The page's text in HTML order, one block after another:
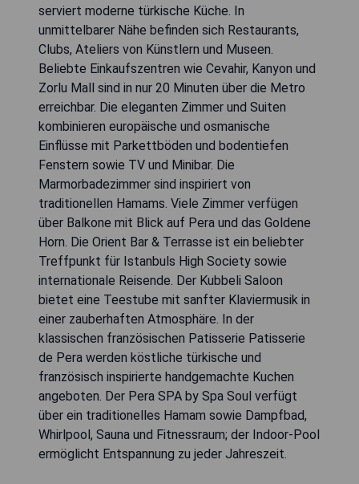
serviert moderne türkische Küche. In
unmittelbarer Nähe befinden sich Restaurants,
Clubs, Ateliers von Künstlern und Museen.
Beliebte Einkaufszentren wie Cevahir, Kanyon und
Zorlu Mall sind in nur 20 Minuten über die Metro
erreichbar. Die eleganten Zimmer und Suiten
kombinieren europäische und osmanische
Einflüsse mit Parkettböden und bodentiefen
Fenstern sowie TV und Minibar. Die
Marmorbadezimmer sind inspiriert von
traditionellen Hamams. Viele Zimmer verfügen
über Balkone mit Blick auf Pera und das Goldene
Horn. Die Orient Bar & Terrasse ist ein beliebter
Treffpunkt für Istanbuls High Society sowie
internationale Reisende. Der Kubbeli Saloon
bietet eine Teestube mit sanfter Klaviermusik in
einer zauberhaften Atmosphäre. In der
klassischen französischen Patisserie Patisserie
de Pera werden köstliche türkische und
französisch inspirierte handgemachte Kuchen
angeboten. Der Pera SPA by Spa Soul verfügt
über ein traditionelles Hamam sowie Dampfbad,
Whirlpool, Sauna und Fitnessraum; der Indoor-Pool
ermöglicht Entspannung zu jeder Jahreszeit.